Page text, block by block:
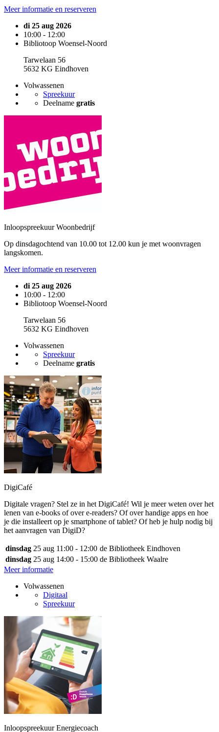
Meer informatie en reserveren
di 25 aug 2026
10:00 - 12:00
Bibliotoop Woensel-Noord
Tarwelaan 56
5632 KG Eindhoven
Volwassenen
Spreekuur
Deelname gratis
Inloopspreekuur Woonbedrijf
Op dinsdagochtend van 10.00 tot 12.00 kun je met woonvragen
langskomen.
Meer informatie en reserveren
di 25 aug 2026
10:00 - 12:00
Bibliotoop Woensel-Noord
Tarwelaan 56
5632 KG Eindhoven
Volwassenen
Spreekuur
Deelname gratis
DigiCafé
Digitale vragen? Stel ze in het DigiCafé! Wil je meer weten over het
lenen van e-books of over e-readers? Of over handige apps en hoe
je die installeert op je smartphone of tablet? Of heb je hulp nodig bij
het aanvragen van DigiD?
dinsdag 25 aug 11:00 - 12:00 de Bibliotheek Eindhoven
dinsdag 25 aug 14:00 - 15:00 de Bibliotheek Waalre
Meer informatie
Volwassenen
Digitaal
Spreekuur
Inloopspreekuur Energiecoach